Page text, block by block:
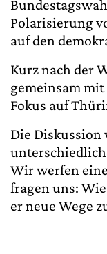
Polarisierung
auf den
Kurz nach der
gemeinsam
Fokus auf
Die Diskussion
Wir werfen
fragen uns:
er neue Wege